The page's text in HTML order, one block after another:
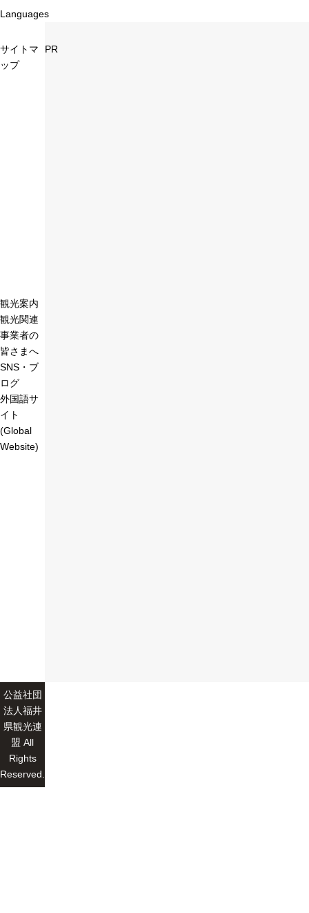
Languages
サイトマ
ップ
観光案内
観光関連
事業者の
皆さまへ
SNS・ブ
ログ
外国語サ
イト
(Global
Website)
PR
公益社団
法人福井
県観光連
盟 All
Rights
Reserved.